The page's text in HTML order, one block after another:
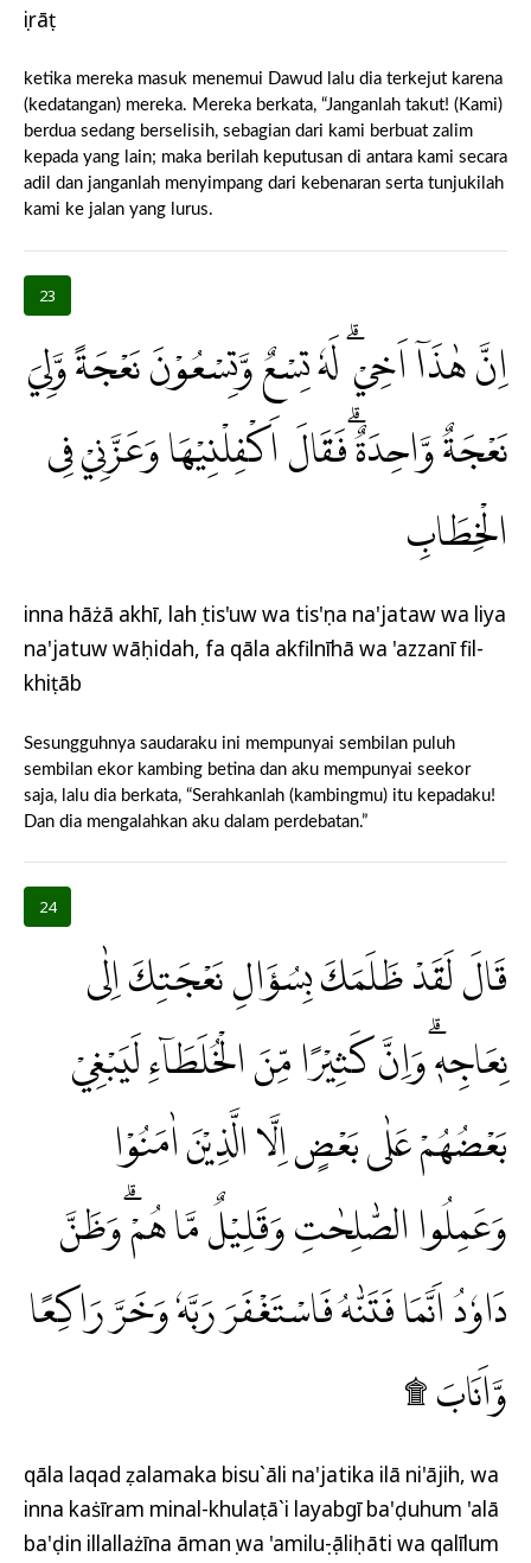
ṣirāṭ
ketika mereka masuk menemui Dawud lalu dia terkejut karena
(kedatangan) mereka. Mereka berkata, “Janganlah takut! (Kami)
berdua sedang berselisih, sebagian dari kami berbuat zalim
kepada yang lain; maka berilah keputusan di antara kami secara
adil dan janganlah menyimpang dari kebenaran serta tunjukilah
kami ke jalan yang lurus.
23
اِنَّ هٰذَآ اَخِيْ ۗ لَهٗ تِسْعٌ وَّتِسْعُوْنَ نَعْجَةً وَّلِيَ
نَعْجَةٌ وَّاحِدَةٌ ۗفَقَالَ اَكْفِلْنِيْهَا وَعَزَّنِيْ فِى
الْخِطَابِ
inna hāżā akhī, lahụ tis'uw wa tis'ụna na'jataw wa liya
na'jatuw wāḥidah, fa qāla akfilnīhā wa 'azzanī fil-
khiṭāb
Sesungguhnya saudaraku ini mempunyai sembilan puluh
sembilan ekor kambing betina dan aku mempunyai seekor
saja, lalu dia berkata, “Serahkanlah (kambingmu) itu kepadaku!
Dan dia mengalahkan aku dalam perdebatan.”
24
قَالَ لَقَدْ ظَلَمَكَ بِسُؤَالِ نَعْجَتِكَ اِلٰى
نِعَاجِهٖۗ وَاِنَّ كَثِيْرًا مِّنَ الْخُلَطَاۤءِ لَيَبْغِيْ
بَعْضُهُمْ عَلٰى بَعْضٍ اِلَّا الَّذِيْنَ اٰمَنُوْا
وَعَمِلُوا الصّٰلِحٰتِ وَقَلِيْلٌ مَّا هُمْۗ وَظَنَّ
دَاوٗدُ اَنَّمَا فَتَنّٰهُ فَاسْتَغْفَرَ رَبَّهٗ وَخَرَّ رَاكِعًا
وَّاَنَابَ ۩
qāla laqad ẓalamaka bisu`āli na'jatika ilā ni'ājih, wa
inna kaṡīram minal-khulaṭā`i layabgī ba'ḍuhum 'alā
ba'ḍin illallażīna āmanụ wa 'amiluṣ-ṣāliḥāti wa qalīlum